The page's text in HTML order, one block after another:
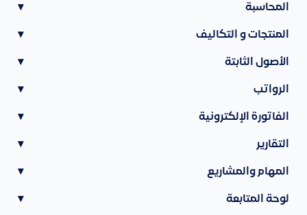
المحاسبة ▾
المنتجات و التكاليف ▾
الأصول الثابتة ▾
الرواتب ▾
الفاتورة الإلكترونية ▾
التقارير ▾
المهام والمشاريع ▾
لوحة المتابعة ▾